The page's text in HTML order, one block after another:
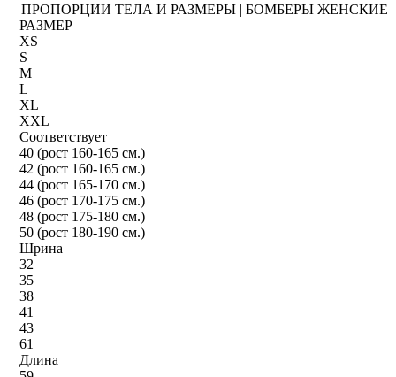
ПРОПОРЦИИ ТЕЛА И РАЗМЕРЫ | БОМБЕРЫ ЖЕНСКИЕ
РАЗМЕР
XS
S
M
L
XL
XXL
Соответствует
40 (рост 160-165 см.)
42 (рост 160-165 см.)
44 (рост 165-170 см.)
46 (рост 170-175 см.)
48 (рост 175-180 см.)
50 (рост 180-190 см.)
Шрина
32
35
38
41
43
61
Длина